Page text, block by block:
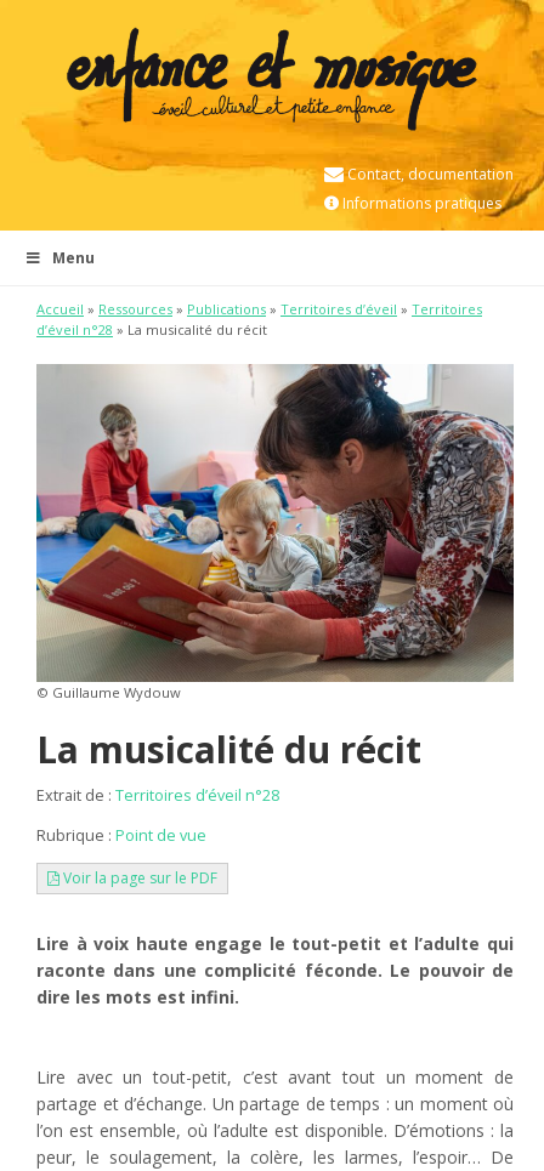
Contact, documentation
Informations pratiques
Menu
Accueil » Ressources » Publications » Territoires d’éveil » Territoires
d’éveil n°28 » La musicalité du récit
© Guillaume Wydouw
La musicalité du récit
Extrait de : Territoires d’éveil n°28
Rubrique : Point de vue
Voir la page sur le PDF
Lire à voix haute engage le tout-petit et l’adulte qui
raconte dans une complicité féconde. Le pouvoir de
dire les mots est infini.
Lire avec un tout-petit, c’est avant tout un moment de
partage et d’échange. Un partage de temps : un moment où
l’on est ensemble, où l’adulte est disponible. D’émotions : la
peur, le soulagement, la colère, les larmes, l’espoir… De